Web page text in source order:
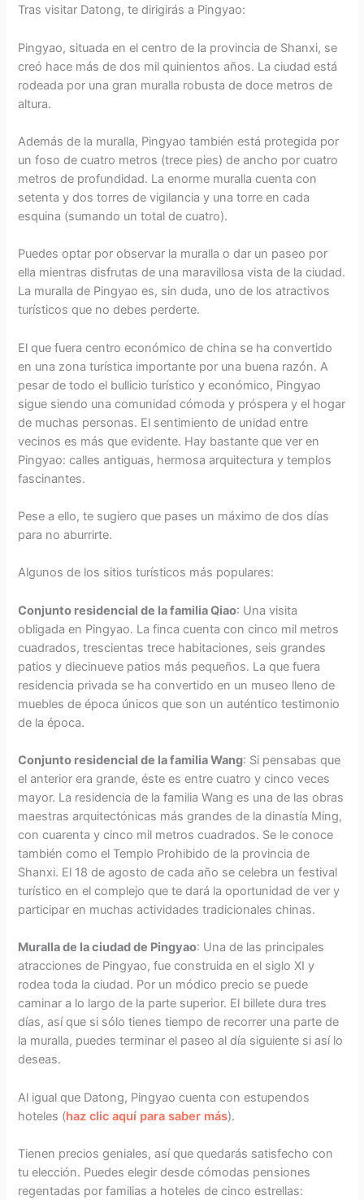
Tras visitar Datong, te dirigirás a Pingyao:
Pingyao, situada en el centro de la provincia de Shanxi, se
creó hace más de dos mil quinientos años. La ciudad está
rodeada por una gran muralla robusta de doce metros de
altura.
Además de la muralla, Pingyao también está protegida por
un foso de cuatro metros (trece pies) de ancho por cuatro
metros de profundidad. La enorme muralla cuenta con
setenta y dos torres de vigilancia y una torre en cada
esquina (sumando un total de cuatro).
Puedes optar por observar la muralla o dar un paseo por
ella mientras disfrutas de una maravillosa vista de la ciudad.
La muralla de Pingyao es, sin duda, uno de los atractivos
turísticos que no debes perderte.
El que fuera centro económico de china se ha convertido
en una zona turística importante por una buena razón. A
pesar de todo el bullicio turístico y económico, Pingyao
sigue siendo una comunidad cómoda y próspera y el hogar
de muchas personas. El sentimiento de unidad entre
vecinos es más que evidente. Hay bastante que ver en
Pingyao: calles antiguas, hermosa arquitectura y templos
fascinantes.
Pese a ello, te sugiero que pases un máximo de dos días
para no aburrirte.
Algunos de los sitios turísticos más populares:
Conjunto residencial de la familia Qiao: Una visita
obligada en Pingyao. La finca cuenta con cinco mil metros
cuadrados, trescientas trece habitaciones, seis grandes
patios y diecinueve patios más pequeños. La que fuera
residencia privada se ha convertido en un museo lleno de
muebles de época únicos que son un auténtico testimonio
de la época.
Conjunto residencial de la familia Wang: Si pensabas que
el anterior era grande, éste es entre cuatro y cinco veces
mayor. La residencia de la familia Wang es una de las obras
maestras arquitectónicas más grandes de la dinastía Ming,
con cuarenta y cinco mil metros cuadrados. Se le conoce
también como el Templo Prohibido de la provincia de
Shanxi. El 18 de agosto de cada año se celebra un festival
turístico en el complejo que te dará la oportunidad de ver y
participar en muchas actividades tradicionales chinas.
Muralla de la ciudad de Pingyao: Una de las principales
atracciones de Pingyao, fue construida en el siglo XI y
rodea toda la ciudad. Por un módico precio se puede
caminar a lo largo de la parte superior. El billete dura tres
días, así que si sólo tienes tiempo de recorrer una parte de
la muralla, puedes terminar el paseo al día siguiente si así lo
deseas.
Al igual que Datong, Pingyao cuenta con estupendos
hoteles (haz clic aquí para saber más).
Tienen precios geniales, así que quedarás satisfecho con
tu elección. Puedes elegir desde cómodas pensiones
regentadas por familias a hoteles de cinco estrellas: